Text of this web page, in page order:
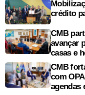
crédito
CMB
avançar
casas e
CMB
com
agendas